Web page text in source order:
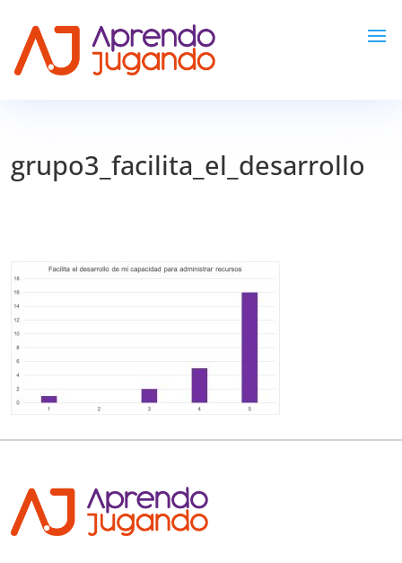
grupo3_facilita_el_desarrollo